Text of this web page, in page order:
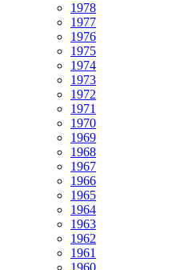
1978
1977
1976
1975
1974
1973
1972
1971
1970
1969
1968
1967
1966
1965
1964
1963
1962
1961
1960